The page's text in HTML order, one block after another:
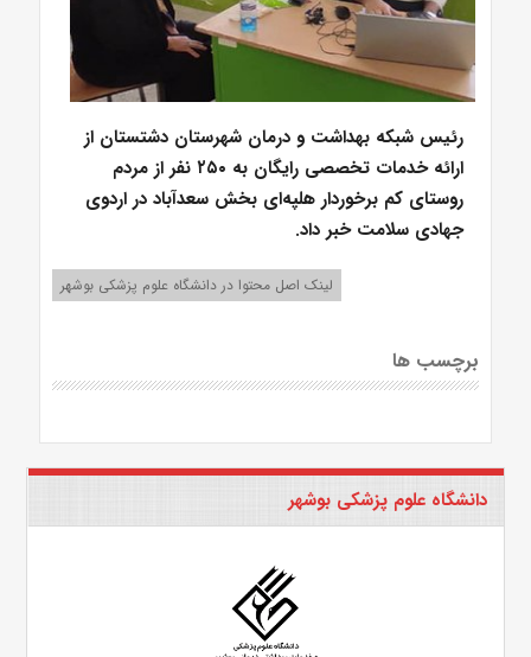
رئیس شبکه بهداشت و درمان شهرستان دشتستان از
ارائه خدمات تخصصی رایگان به ۲۵۰ نفر از مردم
روستای کم برخوردار هلپه‌ای بخش سعدآباد در اردوی
جهادی سلامت خبر داد.
لینک اصل محتوا در دانشگاه علوم پزشکی بوشهر
برچسب ها
دانشگاه علوم پزشکی بوشهر